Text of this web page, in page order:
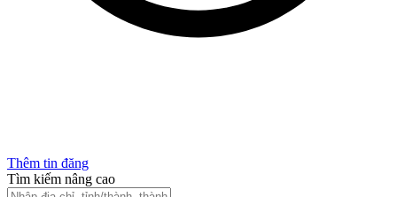
Thêm tin đăng
Tìm kiếm nâng cao